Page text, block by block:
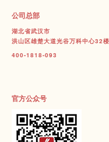
公司总部
湖北省武汉市
洪山区雄楚大道光谷万科中心32楼
400-1818-093
官方公众号